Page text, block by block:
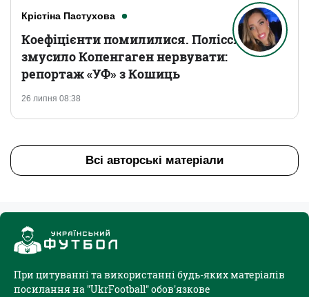
Крістіна Пастухова
26 липня 08:38
Коефіцієнти помилилися. Полісся
змусило Копенгаген нервувати:
репортаж «УФ» з Кошиць
Всі авторські матеріали
При цитуванні та використанні будь-яких матеріалів
посилання на "UkrFootball" обов'язкове